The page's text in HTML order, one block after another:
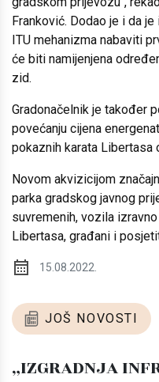
Franković. Dodao je i da
ITU mehanizma nabaviti
će biti namijenjena
zid.
Gradonačelnik je također
povećanju cijena
pokaznih karata Libertasa
Novom akvizicijom
parka gradskog javnog
suvremenih, vozila
Libertasa, građani i
15.08.2022.
JOŠ NOVOSTI
„IZGRADNJA